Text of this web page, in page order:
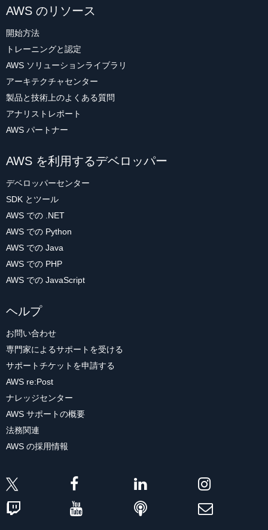
AWS のリソース
開始方法
トレーニングと認定
AWS ソリューションライブラリ
アーキテクチャセンター
製品と技術上のよくある質問
アナリストレポート
AWS パートナー
AWS を利用するデベロッパー
デベロッパーセンター
SDK とツール
AWS での .NET
AWS での Python
AWS での Java
AWS での PHP
AWS での JavaScript
ヘルプ
お問い合わせ
専門家によるサポートを受ける
サポートチケットを申請する
AWS re:Post
ナレッジセンター
AWS サポートの概要
法務関連
AWS の採用情報